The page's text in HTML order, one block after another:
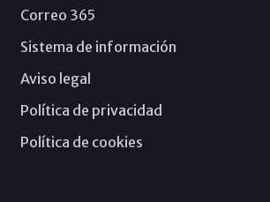
Correo 365
Sistema de información
Aviso legal
Política de privacidad
Política de cookies